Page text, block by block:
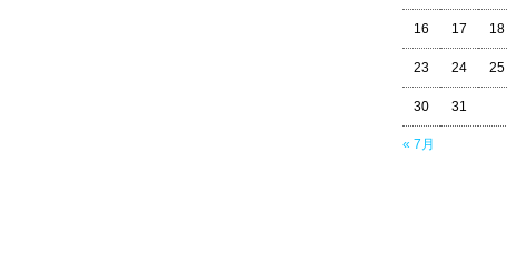
« 7月
16 17 18
23 24 25
30 31